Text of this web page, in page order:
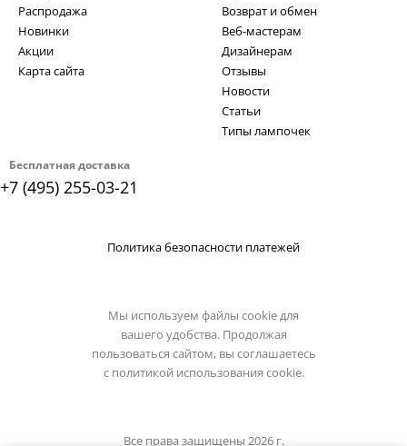
Бесплатная доставка
+7 (495) 255-03-21
Распродажа
Новинки
Акции
Карта сайта
Возврат и обмен
Веб-мастерам
Дизайнерам
Отзывы
Новости
Статьи
Типы лампочек
Политика безопасности платежей
Мы используем файлы cookie для
вашего удобства. Продолжая
пользоваться сайтом, вы соглашаетесь
с политикой использования cookie.
Все права защищены 2026 г.